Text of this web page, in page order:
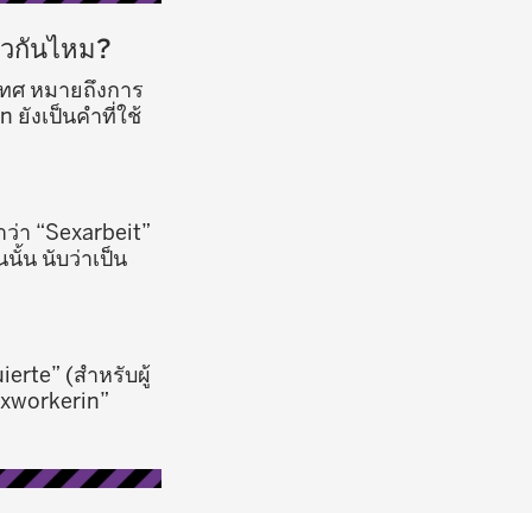
กันไหม?
ศ หมายถึงการ
ยังเป็นคำที่ใช้
า “Sexarbeit”
นั้น นับว่าเป็น
(สำหรับผู้